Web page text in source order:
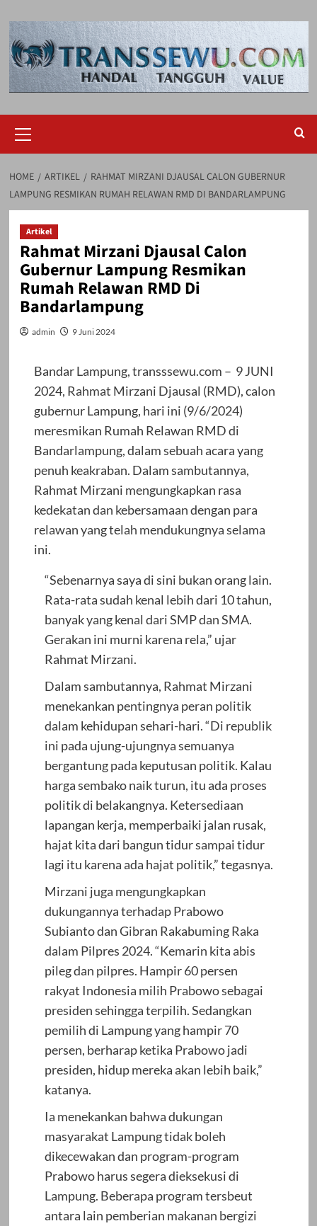
to
content
Menu
HOME ARTIKEL
RAHMAT MIRZANI DJAUSAL CALON GUBERNUR
LAMPUNG RESMIKAN RUMAH RELAWAN RMD DI BANDARLAMPUNG
Artikel
Rahmat Mirzani Djausal Calon
Gubernur Lampung Resmikan
Rumah Relawan RMD Di
Bandarlampung
admin 9 Juni 2024
Bandar Lampung, transssewu.com – 9 JUNI
2024, Rahmat Mirzani Djausal (RMD), calon
gubernur Lampung, hari ini (9/6/2024)
meresmikan Rumah Relawan RMD di
Bandarlampung, dalam sebuah acara yang
penuh keakraban. Dalam sambutannya,
Rahmat Mirzani mengungkapkan rasa
kedekatan dan kebersamaan dengan para
relawan yang telah mendukungnya selama
ini.
“Sebenarnya saya di sini bukan orang lain.
Rata-rata sudah kenal lebih dari 10 tahun,
banyak yang kenal dari SMP dan SMA.
Gerakan ini murni karena rela,” ujar
Rahmat Mirzani.
Dalam sambutannya, Rahmat Mirzani
menekankan pentingnya peran politik
dalam kehidupan sehari-hari. “Di republik
ini pada ujung-ujungnya semuanya
bergantung pada keputusan politik. Kalau
harga sembako naik turun, itu ada proses
politik di belakangnya. Ketersediaan
lapangan kerja, memperbaiki jalan rusak,
hajat kita dari bangun tidur sampai tidur
lagi itu karena ada hajat politik,” tegasnya.
Mirzani juga mengungkapkan
dukungannya terhadap Prabowo
Subianto dan Gibran Rakabuming Raka
dalam Pilpres 2024. “Kemarin kita abis
pileg dan pilpres. Hampir 60 persen
rakyat Indonesia milih Prabowo sebagai
presiden sehingga terpilih. Sedangkan
pemilih di Lampung yang hampir 70
persen, berharap ketika Prabowo jadi
presiden, hidup mereka akan lebih baik,”
katanya.
Ia menekankan bahwa dukungan
masyarakat Lampung tidak boleh
dikecewakan dan program-program
Prabowo harus segera dieksekusi di
Lampung. Beberapa program tersbeut
antara lain pemberian makanan bergizi